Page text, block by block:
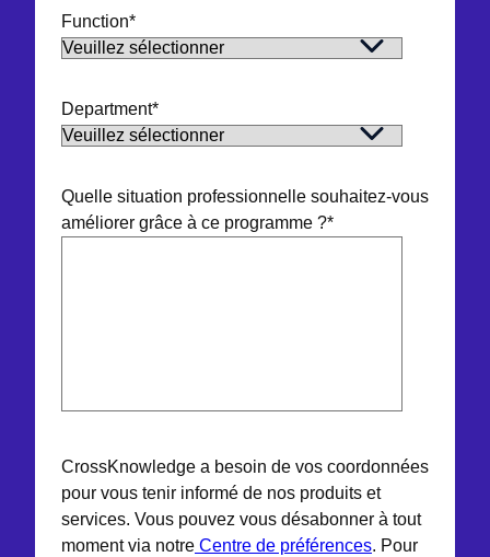
Function*
Department*
Quelle situation professionnelle souhaitez-vous
améliorer grâce à ce programme ?*
CrossKnowledge a besoin de vos coordonnées
pour vous tenir informé de nos produits et
services. Vous pouvez vous désabonner à tout
moment via notre Centre de préférences. Pour